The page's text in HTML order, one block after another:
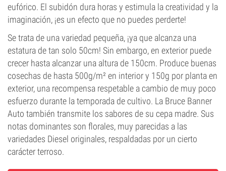
eufórico. El subidón dura horas y estimula la creatividad y la
imaginación, ¡es un efecto que no puedes perderte!
Se trata de una variedad pequeña, ¡ya que alcanza una
estatura de tan solo 50cm! Sin embargo, en exterior puede
crecer hasta alcanzar una altura de 150cm. Produce buenas
cosechas de hasta 500g/m² en interior y 150g por planta en
exterior, una recompensa respetable a cambio de muy poco
esfuerzo durante la temporada de cultivo. La Bruce Banner
Auto también transmite los sabores de su cepa madre. Sus
notas dominantes son florales, muy parecidas a las
variedades Diesel originales, respaldadas por un cierto
carácter terroso.